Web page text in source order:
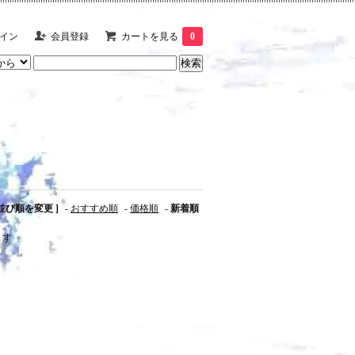
ン 会員登録 カートを見る 0
び順を変更 ] - おすすめ順 - 価格順 - 新着順
す